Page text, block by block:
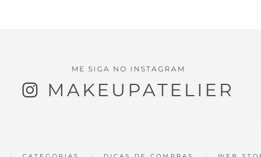
ME SIGA NO INSTAGRAM
MAKEUPATELIER